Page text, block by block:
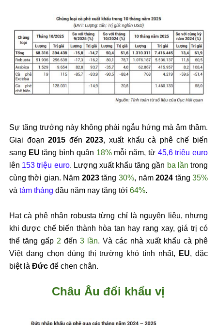
Sự tăng trưởng này không phải ngẫu hứng mà âm thầm.
Giai đoạn2015 đến 2023, xuất khẩu cà phê chế biến
sang EU tăng bình quân 18%mỗi năm, từ 45,6 triệu euro
lên 153 triệu euro. Lượng xuất khẩu tăng gần ba lần trong
cùng thời gian. Năm 2023tăng 30%, năm2024 tăng35%
và tám tháng đầu năm nay tăng tới 64%.
Hạt cà phê nhân robusta từng chỉ là nguyên liệu, nhưng
khi được chế biến thành hòa tan hay rang xay, giá trị có
thể tăng gấp 2 đến 3 lần. Và các nhà xuất khẩu cà phê
Việt đang chọn đúng thị trường khó tính nhất,
EU, đặc
biệt là Đứcđể chen chân.
Châu Âu đổi khẩu vị